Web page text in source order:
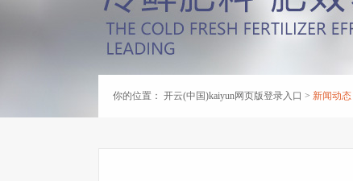
你的位置： 开云(中国)kaiyun网页版登录入口 > 新闻动态